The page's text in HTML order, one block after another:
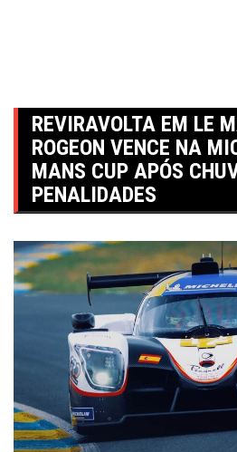
REVIRAVOLTA EM LE
ROGEON VENCE NA
MANS CUP APÓS
PENALIDADES